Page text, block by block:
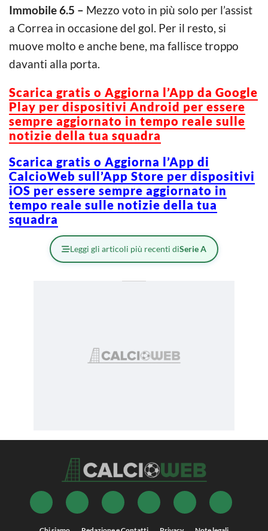
Immobile 6.5 – Mezzo voto in più solo per l’assist
a Correa in occasione del gol. Per il resto, si
muove molto e anche bene, ma fallisce troppo
davanti alla porta.
Scarica gratis o Aggiorna l’App da Google
Play per dispositivi Android per essere
sempre aggiornato in tempo reale sulle
notizie della tua squadra
Scarica gratis o Aggiorna l’App di
CalcioWeb sull’App Store per dispositivi
iOS per essere sempre aggiornato in
tempo reale sulle notizie della tua
squadra
Leggi gli articoli più recenti diSerie A